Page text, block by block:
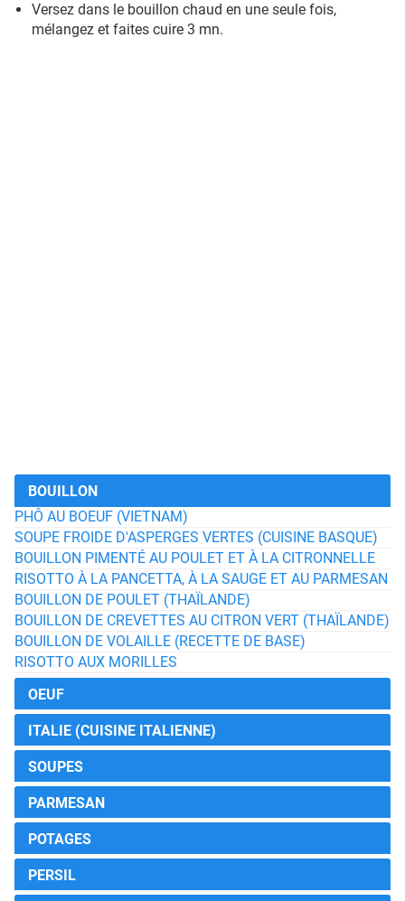
Versez dans le bouillon chaud en une seule fois,
mélangez et faites cuire 3 mn.
BOUILLON
PHÔ AU BOEUF (VIETNAM)
SOUPE FROIDE D'ASPERGES VERTES (CUISINE BASQUE)
BOUILLON PIMENTÉ AU POULET ET À LA CITRONNELLE
RISOTTO À LA PANCETTA, À LA SAUGE ET AU PARMESAN
BOUILLON DE POULET (THAÏLANDE)
BOUILLON DE CREVETTES AU CITRON VERT (THAÏLANDE)
BOUILLON DE VOLAILLE (RECETTE DE BASE)
RISOTTO AUX MORILLES
OEUF
ITALIE (CUISINE ITALIENNE)
SOUPES
PARMESAN
POTAGES
PERSIL